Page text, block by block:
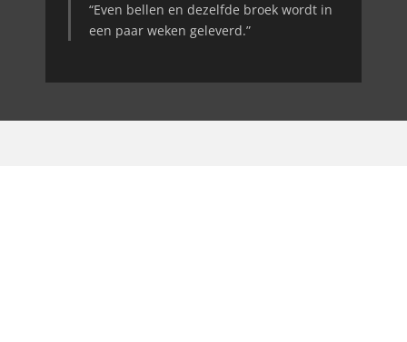
“Even bellen en dezelfde broek wordt in
een paar weken geleverd.”